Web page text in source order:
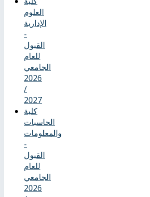
العلوم
الإدارية
-
القبول
للعام
الجامعي
2026
/
2027
كلية
الحاسبات
والمعلومات
-
القبول
للعام
الجامعي
2026